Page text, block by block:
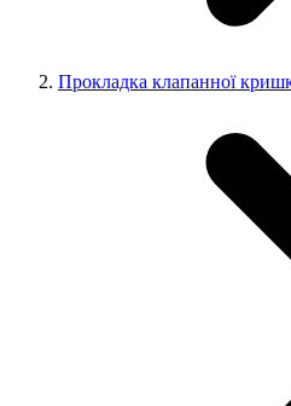
Прокладка клапанної